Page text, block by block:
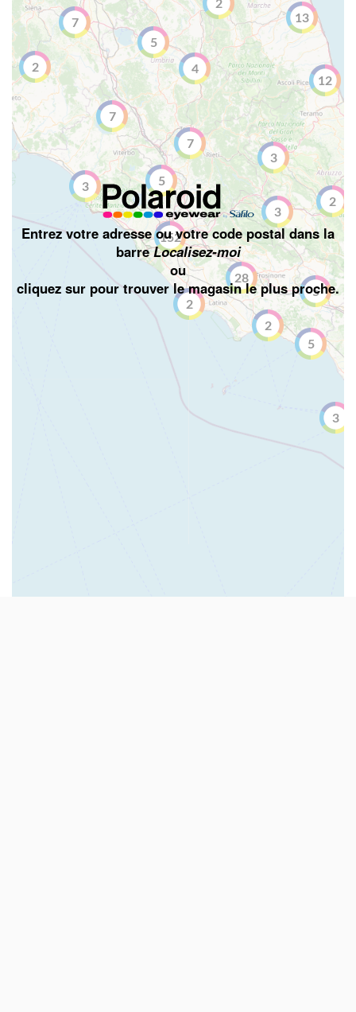
Entrez votre adresse ou votre code postal dans la
barreLocalisez-moi
ou
cliquez sur pour trouver le magasin le plus proche.
152
13
7
5
28
5
3
5
12
4
3
3
7
7
2
3
5
2
2
2
2